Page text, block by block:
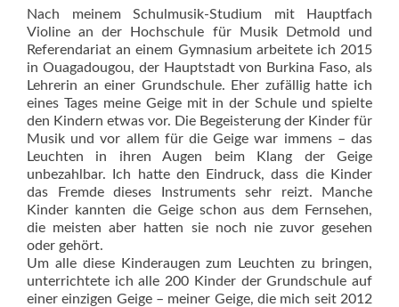
Nach meinem Schulmusik-Studium mit Hauptfach
Violine an der Hochschule für Musik Detmold und
Referendariat an einem Gymnasium arbeitete ich 2015
in Ouagadougou, der Hauptstadt von Burkina Faso, als
Lehrerin an einer Grundschule. Eher zufällig hatte ich
eines Tages meine Geige mit in der Schule und spielte
den Kindern etwas vor. Die Begeisterung der Kinder für
Musik und vor allem für die Geige war immens – das
Leuchten in ihren Augen beim Klang der Geige
unbezahlbar. Ich hatte den Eindruck, dass die Kinder
das Fremde dieses Instruments sehr reizt. Manche
Kinder kannten die Geige schon aus dem Fernsehen,
die meisten aber hatten sie noch nie zuvor gesehen
oder gehört.
Um alle diese Kinderaugen zum Leuchten zu bringen,
unterrichtete ich alle 200 Kinder der Grundschule auf
einer einzigen Geige – meiner Geige, die mich seit 2012